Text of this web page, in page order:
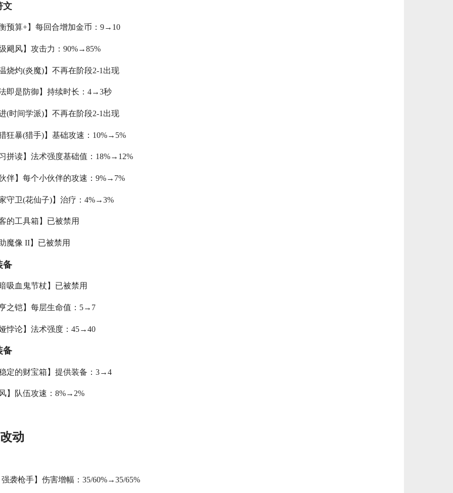
文
预算+】每回合增加金币：9→10
飓风】攻击力：90%→85%
烧灼(炎魔)】不再在阶段2-1出现
即是防御】持续时长：4→3秒
(时间学派)】不再在阶段2-1出现
狂暴(猎手)】基础攻速：10%→5%
拼读】法术强度基础值：18%→12%
伴】每个小伙伴的攻速：9%→7%
守卫(花仙子)】治疗：4%→3%
的工具箱】已被禁用
魔像 II】已被禁用
备
吸血鬼节杖】已被禁用
之铠】每层生命值：5→7
悖论】法术强度：45→40
备
定的财宝箱】提供装备：3→4
】队伍攻速：8%→2%
动
袭枪手】伤害增幅：35/60%→35/65%